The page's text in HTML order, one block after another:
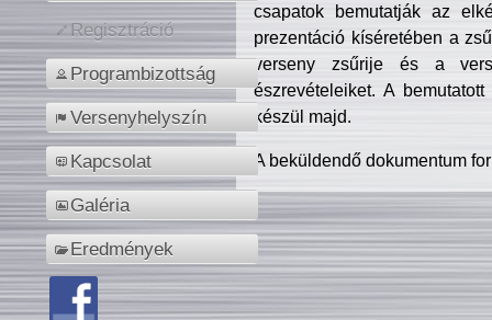
Regisztráció
Programbizottság
Versenyhelyszín
Kapcsolat
Galéria
Eredmények
csapatok bemutatják az
prezentáció kíséretében a
verseny zsűrije és a
észrevételeiket. A
készül majd.
A beküldendő dokumentum